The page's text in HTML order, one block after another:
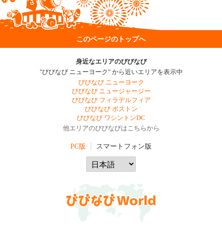
このページのトップへ
身近なエリアのびびなび
"びびなび ニューヨーク" から近いエリアを表示中
びびなび ニューヨーク
びびなび ニュージャージー
びびなび フィラデルフィア
びびなび ボストン
びびなび ワシントンDC
他エリアのびびなびはこちらから
PC版 スマートフォン版